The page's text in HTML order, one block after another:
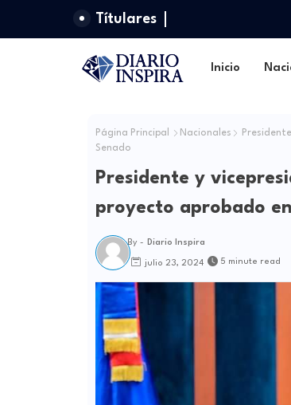
Títulares
Inicio
Página Principal Nacionales
Senado
Presidente y
proyecto aprobado
By - Diario Inspira
julio 23, 2024 5 minute read